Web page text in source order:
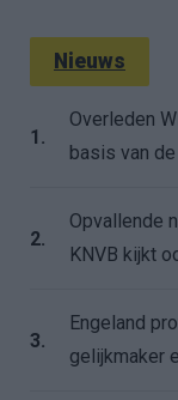
Nieuws
1.
Overleden
basis van
2.
Opvallende
KNVB kijkt
3.
Engeland
gelijkmaker